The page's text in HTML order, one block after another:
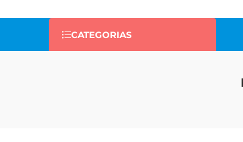
CATEGORIAS